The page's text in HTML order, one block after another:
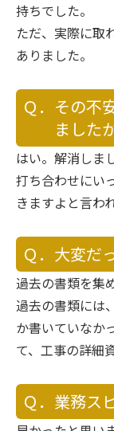
持ちでした。
ただ、実際に取
ありました。
Ｑ．その不
ました
はい。解消しま
打ち合わせにい
きますよと言わ
Ｑ．大変だ
過去の書類を集
過去の書類には
か書いていなか
て、工事の詳細
Ｑ．業務ス